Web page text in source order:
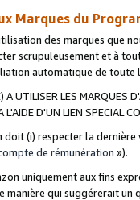
Marques du
des marques que
scrupuleusement et à
automatique de
UTILISER LES MARQUES
D'UN LIEN SPECIAL
(i) respecter la
de rémunération »).
uniquement aux fins
manière qui suggérerait